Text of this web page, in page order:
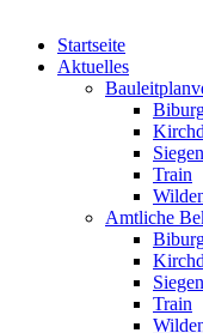
Startseite
Aktuelles
Train
Amtliche
Train